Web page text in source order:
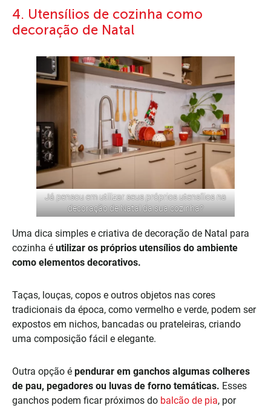
4. Utensílios de cozinha como
decoração de Natal
Já pensou em utilizar seus próprios utensílios na
decoração de Natal da sua cozinha?
Uma dica simples e criativa de decoração de Natal para
cozinha é utilizar os próprios utensílios do ambiente
como elementos decorativos.
Taças, louças, copos e outros objetos nas cores
tradicionais da época, como vermelho e verde, podem ser
expostos em nichos, bancadas ou prateleiras, criando
uma composição fácil e elegante.
Outra opção é pendurar em ganchos algumas colheres
de pau, pegadores ou luvas de forno temáticas. Esses
ganchos podem ficar próximos do balcão de pia, por